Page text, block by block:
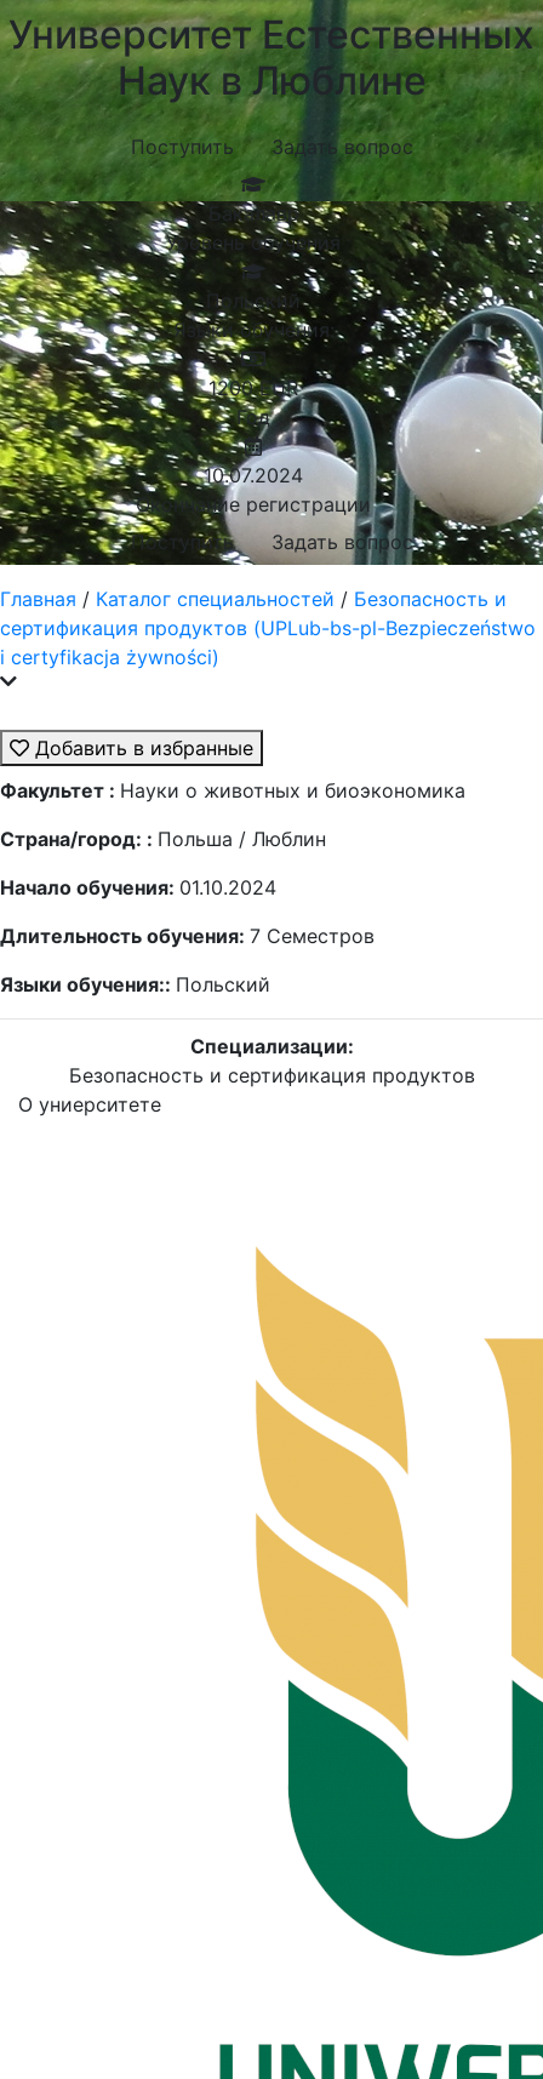
Университет Естественных
Наук в Люблине
Поступить Задать вопрос
Бакалавр
Уровень обучения
Польский
Языки обучения:
1200 EUR
Год
10.07.2024
Окончание регистрации
Поступить
Задать вопрос
Главная / Каталог специальностей / Безопасность и
сертификация продуктов (UPLub-bs-pl-Bezpieczeństwo
i certyfikacja żywności)
Добавить в избранные
Факультет : Науки о животных и биоэкономика
Страна/город: : Польша / Люблин
Начало обучения: 01.10.2024
Длительность обучения: 7 Семестров
Языки обучения:: Польский
Специализации:
Безопасность и сертификация продуктов
О униерситете